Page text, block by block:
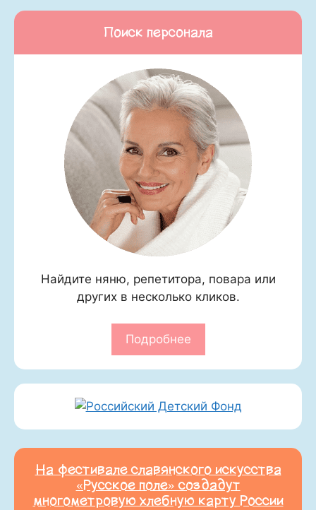
Поиск персонала
Найдите няню, репетитора, повара или
других в несколько кликов.
Подробнее
На фестивале славянского искусства
«Русское поле» создадут
многометровую хлебную карту России